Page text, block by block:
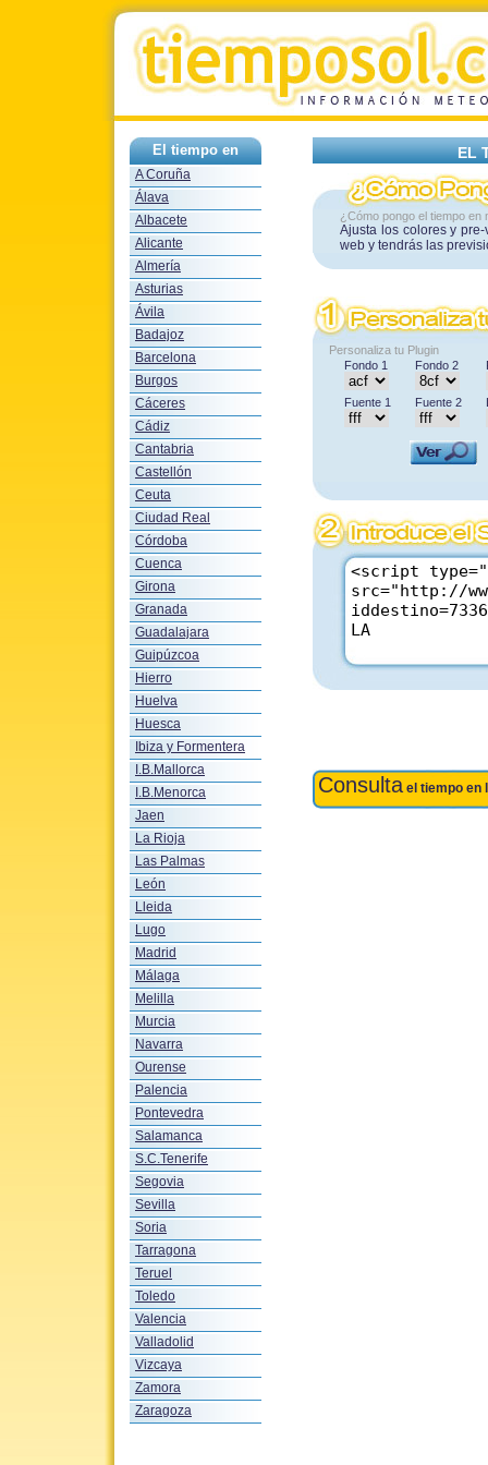
El tiempo en
A Coruña
Álava
Albacete
Alicante
Almería
Asturias
Ávila
Badajoz
Barcelona
Burgos
Cáceres
Cádiz
Cantabria
Castellón
Ceuta
Ciudad Real
Córdoba
Cuenca
Girona
Granada
Guadalajara
Guipúzcoa
Hierro
Huelva
Huesca
Ibiza y Formentera
I.B.Mallorca
I.B.Menorca
Jaen
La Rioja
Las Palmas
León
Lleida
Lugo
Madrid
Málaga
Melilla
Murcia
Navarra
Ourense
Palencia
Pontevedra
Salamanca
S.C.Tenerife
Segovia
Sevilla
Soria
Tarragona
Teruel
Toledo
Valencia
Valladolid
Vizcaya
Zamora
Zaragoza
EL
¿Cómo pongo el tiempo en
Ajusta los colores y
web y tendrás las
Personaliza tu Plugin
Fondo 1
Fondo 2
Fuente 1 Fuente 2
Consulta el tiempo en